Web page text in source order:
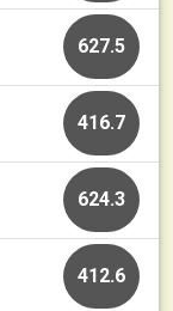
627.5
416.7
624.3
412.6